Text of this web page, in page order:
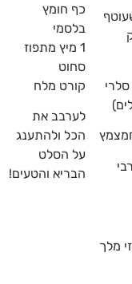
סלרי
מלך
כף חומץ
בלסמי
1 מיץ מתפוז
סחוט
קורט מלח
לערבב את
הכל ולהתענג
על הסלט
הבריא והטעים!